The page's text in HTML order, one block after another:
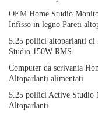
OEM Home Studio
Infisso in legno Pareti
5.25 pollici altoparlanti di
Studio 150W RMS
Computer da scrivania
Altoparlanti alimentati
5.25 pollici Active Studio
Altoparlanti